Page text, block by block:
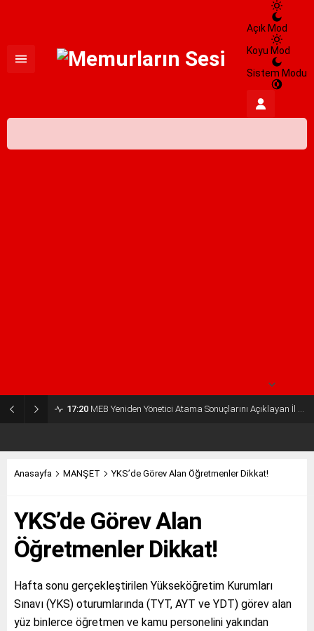
17:20 MEB Yeniden Yönetici Atama Sonuçlarını Açıklayan İl MEM’ler Listesi
Açık Mod
Koyu Mod
Sistem Modu
Anasayfa MANŞET YKS’de Görev Alan Öğretmenler Dikkat!
YKS’de Görev Alan
Öğretmenler Dikkat!
Hafta sonu gerçekleştirilen Yükseköğretim Kurumları
Sınavı (YKS) oturumlarında (TYT, AYT ve YDT) görev alan
yüz binlerce öğretmen ve kamu personelini yakından